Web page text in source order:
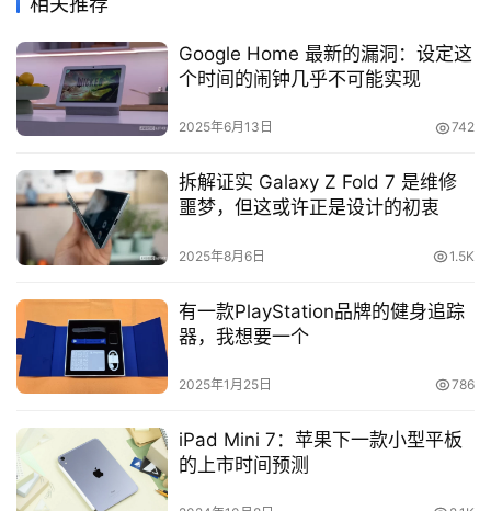
Google Home 最新的漏洞：设定这
个时间的闹钟几乎不可能实现
2025年6月13日 742
拆解证实 Galaxy Z Fold 7 是维修
噩梦，但这或许正是设计的初衷
2025年8月6日 1.5K
有一款PlayStation品牌的健身追踪
器，我想要一个
2025年1月25日 786
iPad Mini 7：苹果下一款小型平板
的上市时间预测